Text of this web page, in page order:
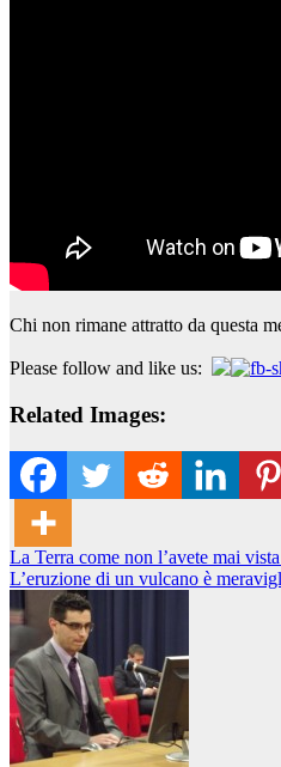
Chi non rimane attratto da questa
Please follow and like us:
Related Images:
Navigazione
articoli
La Terra come non l’avete mai
L’eruzione di un vulcano è